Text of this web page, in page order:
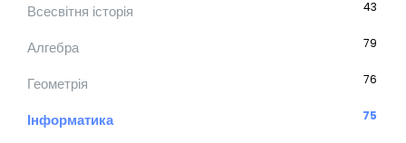
Всесвітня історія 43
Алгебра 79
Геометрія 76
Інформатика 75